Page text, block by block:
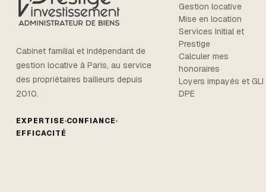
Cabinet familial et indépendant de
gestion locative à Paris, au service
des propriétaires bailleurs depuis
2010.
EXPERTISE CONFIANCE
EFFICACITÉ
Gestion locative
Mise en location
Services Initial et
Prestige
Calculer mes
honoraires
Loyers impayés et GLI
DPE